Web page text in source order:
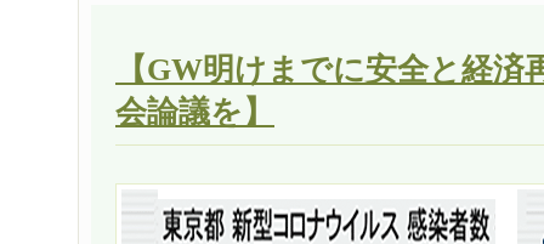
【GW明けまでに安全と経済
会論議を】